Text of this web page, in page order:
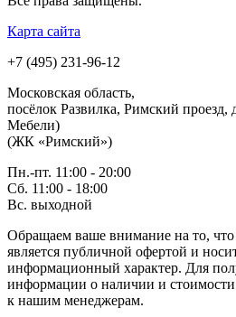
Карта сайта
+7 (495) 231-96-12
Московская область,
посёлок Развилка, Римский
Мебели)
(ЖК «Римский»)
Пн.-пт. 11:00 - 20:00
Сб. 11:00 - 18:00
Вс. выходной
Обращаем ваше внимание на то,
является публичной офертой и
информационный характер. Для
информации о наличии и
к нашим менеджерам.